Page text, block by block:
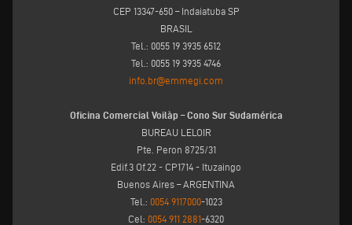
CEP 13347-650 – Indaiatuba SP
BRASIL
Tel.: 0055 19 3935 6512
Tel.: 0055 19 3935 4746
info.br@emmegi.com
Oficina Comercial Voilàp – Cono Sur Sudamérica
BUREAU LELOIR
Pte. Peron 8725/31
Edif.3 Of.22 - CP1714 - Ituzaingo
Buenos Aires – ARGENTINA
Tel.: 0054 9117000-1023
Cel: 0054 911 2881-6320